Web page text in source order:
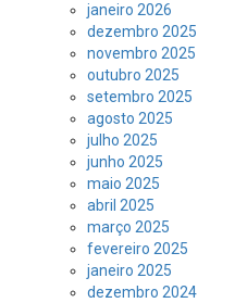
janeiro 2026
dezembro 2025
novembro 2025
outubro 2025
setembro 2025
agosto 2025
julho 2025
junho 2025
maio 2025
abril 2025
março 2025
fevereiro 2025
janeiro 2025
dezembro 2024